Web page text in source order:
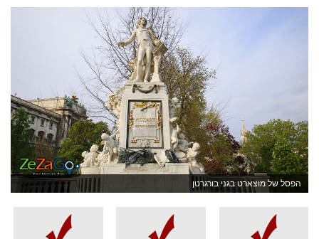
הפסל של מוצארט בגני בורגרטן